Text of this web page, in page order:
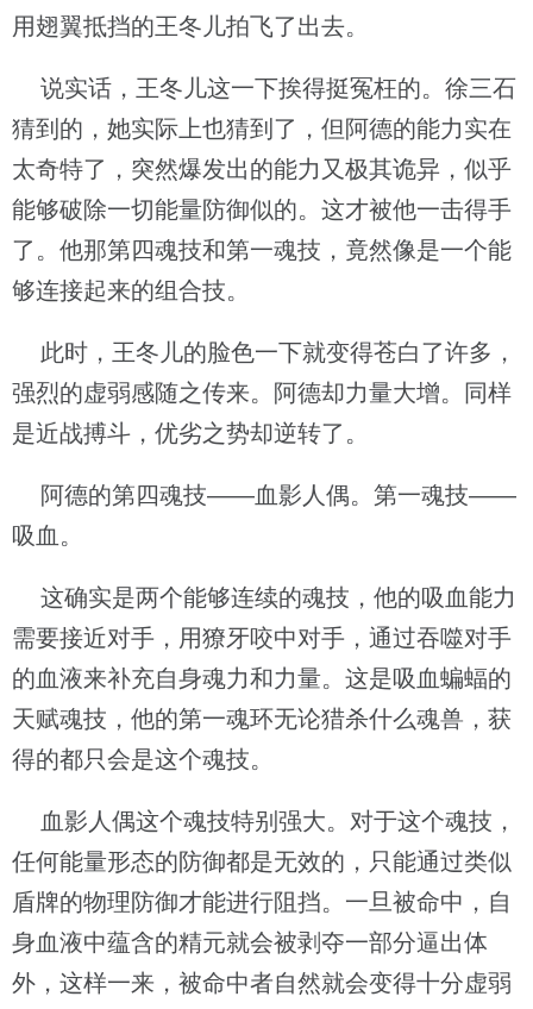
用翅翼抵挡的王冬儿拍飞了出去。
说实话，王冬儿这一下挨得挺冤枉的。徐三石
猜到的，她实际上也猜到了，但阿德的能力实在
太奇特了，突然爆发出的能力又极其诡异，似乎
能够破除一切能量防御似的。这才被他一击得手
了。他那第四魂技和第一魂技，竟然像是一个能
够连接起来的组合技。
此时，王冬儿的脸色一下就变得苍白了许多，
强烈的虚弱感随之传来。阿德却力量大增。同样
是近战搏斗，优劣之势却逆转了。
阿德的第四魂技——血影人偶。第一魂技——
吸血。
这确实是两个能够连续的魂技，他的吸血能力
需要接近对手，用獠牙咬中对手，通过吞噬对手
的血液来补充自身魂力和力量。这是吸血蝙蝠的
天赋魂技，他的第一魂环无论猎杀什么魂兽，获
得的都只会是这个魂技。
血影人偶这个魂技特别强大。对于这个魂技，
任何能量形态的防御都是无效的，只能通过类似
盾牌的物理防御才能进行阻挡。一旦被命中，自
身血液中蕴含的精元就会被剥夺一部分逼出体
外，这样一来，被命中者自然就会变得十分虚弱